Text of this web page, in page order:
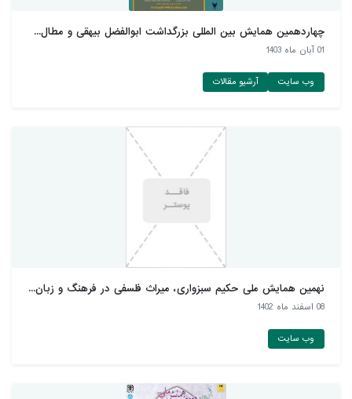
چهاردهمین همایش بین المللی بزرگداشت ابوالفضل بیهقی و مطال...
01 آبان ماه 1403
وب سایت آرشیو مقالات
نهمین همایش ملی حکیم سبزواری، میراث فلسفی در فرهنگ و زبان...
08 اسفند ماه 1402
وب سایت